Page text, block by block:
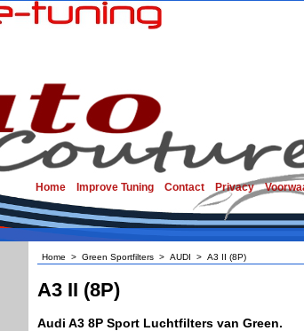
Home Improve Tuning Contact Privacy
Home > Green Sportfilters > AUDI > A3 II (8P)
A3 II (8P)
Audi A3 8P Sport Luchtfilters van Green.